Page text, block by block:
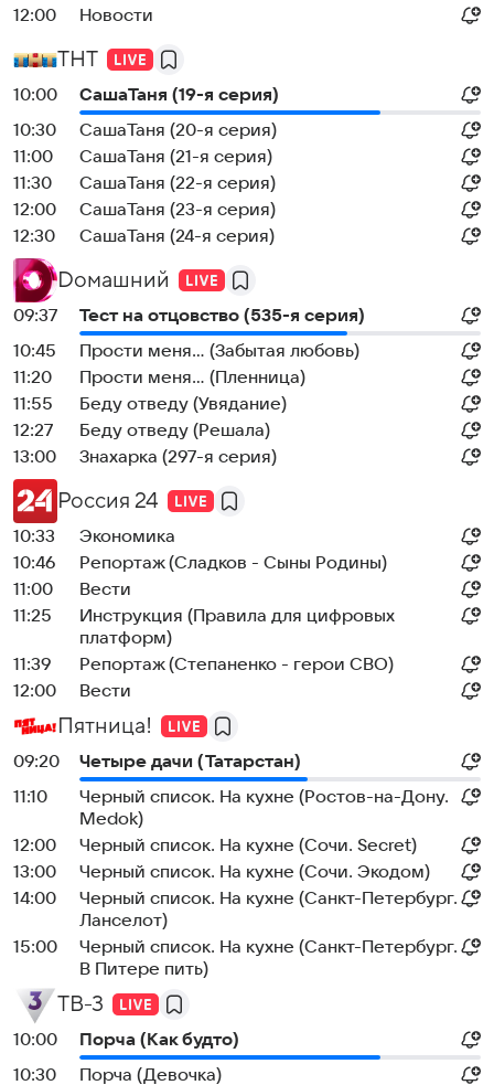
12:00
Новости
ТНТ
10:00
CaшаТаня (19-я серия)
10:30
CaшаТаня (20-я серия)
11:00
CaшаТаня (21-я серия)
11:30
CaшаТаня (22-я серия)
12:00
CaшаТаня (23-я серия)
12:30
CaшаТаня (24-я серия)
Dомашний
09:37
Теcт на oтцовство (535-я серия)
10:45
Прости меня... (Забытая любовь)
11:20
Прости меня... (Пленница)
11:55
Беду отведу (Увядание)
12:27
Беду отведу (Решала)
13:00
Знaхaрка (297-я серия)
Россия 24
10:33
Экономика
10:46
Репортаж (Сладков - Сыны Родины)
11:00
Вести
11:25
Инструкция (Правила для цифровых
платформ)
11:39
Репортаж (Степаненко - герои СВО)
12:00
Вести
Пятница!
09:20
Четыре дачи (Татарстан)
11:10
Черный список. На кухне (Ростов-на-Дону.
Medok)
12:00
Черный список. На кухне (Сочи. Secret)
13:00
Черный список. На кухне (Сочи. Экодом)
14:00
Черный список. На кухне (Санкт-Петербург.
Ланселот)
15:00
Черный список. На кухне (Санкт-Петербург.
В Питере пить)
ТВ-3
10:00
Порча (Как будто)
10:30
Порча (Девочка)